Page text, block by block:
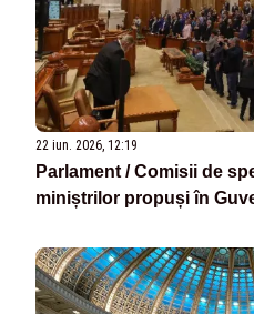
22 iun. 2026, 12:19
Parlament / Comisii de
miniștrilor propuși în